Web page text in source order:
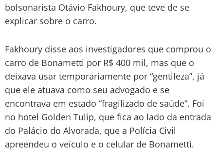
bolsonarista Otávio Fakhoury, que teve de se
explicar sobre o carro.
Fakhoury disse aos investigadores que comprou o
carro de Bonametti por R$ 400 mil, mas que o
deixava usar temporariamente por “gentileza”, já
que ele atuava como seu advogado e se
encontrava em estado “fragilizado de saúde”. Foi
no hotel Golden Tulip, que fica ao lado da entrada
do Palácio do Alvorada, que a Polícia Civil
apreendeu o veículo e o celular de Bonametti.